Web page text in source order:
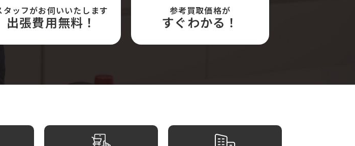
タッフがお伺いいたします
出張費用無料！
参考買取価格が
すぐわかる！